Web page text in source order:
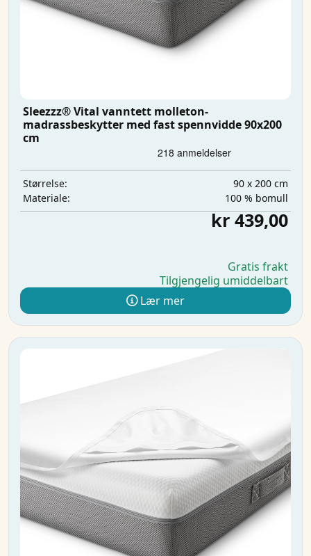
Sleezzz® Vital vanntett molleton-
madrassbeskytter med fast spennvidde 90x200
cm
Størrelse:
90 x 200 cm
Materiale:
100 % bomull
kr 439,00
Gratis frakt
Tilgjengelig umiddelbart
Lær mer